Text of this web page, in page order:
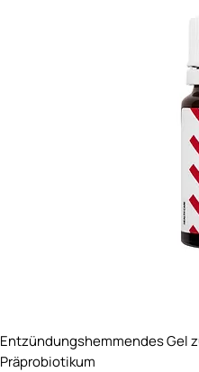
Entzündungshemmendes Gel
Präprobiotikum